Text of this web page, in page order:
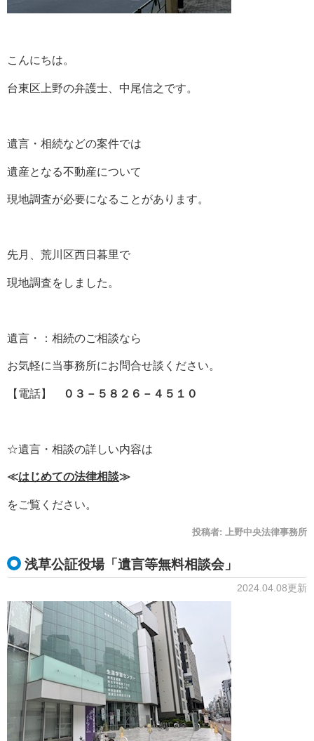
こんにちは。
台東区上野の弁護士、中尾信之です。
遺言・相続などの案件では
遺産となる不動産について
現地調査が必要になることがあります。
先月、荒川区西日暮里で
現地調査をしました。
遺言・：相続のご相談なら
お気軽に当事務所にお問合せ談ください。
【電話】 ０３－５８２６－４５１０
☆遺言・相談の詳しい内容は
≪はじめての法律相談≫
をご覧ください。
投稿者: 上野中央法律事務所
浅草公証役場「遺言等無料相談会」
2024.04.08更新